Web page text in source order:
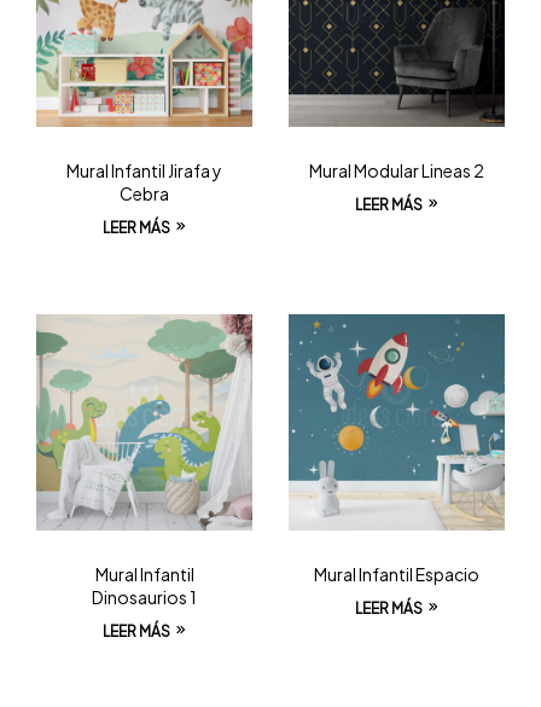
Mural Infantil Jirafa y
Cebra
LEER MÁS
Mural Modular Lineas 2
LEER MÁS
Mural Infantil
Dinosaurios 1
LEER MÁS
Mural Infantil Espacio
LEER MÁS